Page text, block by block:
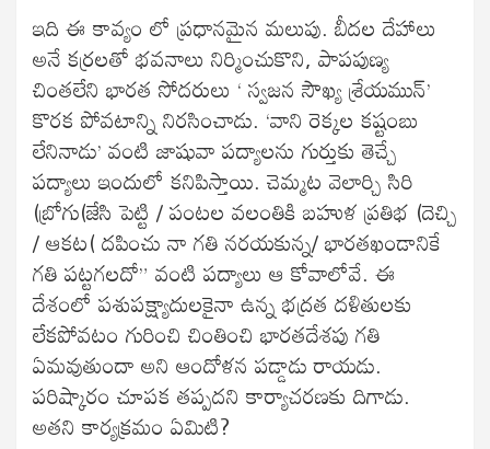
ఇది ఈ కావ్యం లో ప్రధానమైన మలుపు. బీదల దేహాలు
అనే కర్రలతో భవనాలు నిర్మించుకొని, పాపపుణ్య
చింతలేని భారత సోదరులు ‘ స్వజన సౌఖ్య శ్రేయమున్’
కొరక పోవటాన్ని నిరసించాడు. ‘వాని రెక్కల కష్టంబు
లేనినాడు’ వంటి జాషువా పద్యాలను గుర్తుకు తెచ్చే
పద్యాలు ఇందులో కనిపిస్తాయి. చెమ్మట వెలార్చి సిరి
(బ్రోగు(జేసి పెట్టి / పంటల వలంతికి బహుళ ప్రతిభ (దెచ్చి
/ ఆకట( దపించు నా గతి నరయకున్న/ భారతఖండానికే
గతి పట్టగలదో” వంటి పద్యాలు ఆ కోవాలోవే. ఈ
దేశంలో పశుపక్ష్యాదులకైనా ఉన్న భద్రత దళితులకు
లేకపోవటం గురించి చింతించి భారతదేశపు గతి
ఏమవుతుందా అని ఆందోళన పడ్డాడు రాయడు.
పరిష్కారం చూపక తప్పదని కార్యాచరణకు దిగాడు.
అతని కార్యక్రమం ఏమిటి?